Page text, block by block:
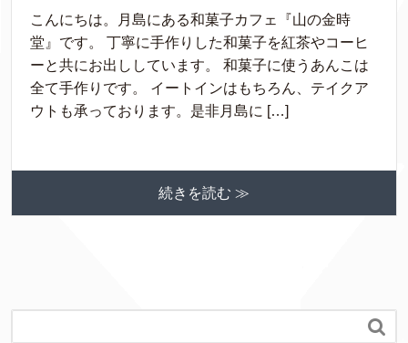
こんにちは。月島にある和菓子カフェ『山の金時
堂』です。 丁寧に手作りした和菓子を紅茶やコーヒ
ーと共にお出ししています。 和菓子に使うあんこは
全て手作りです。 イートインはもちろん、テイクア
ウトも承っております。是非月島に […]
続きを読む ≫
